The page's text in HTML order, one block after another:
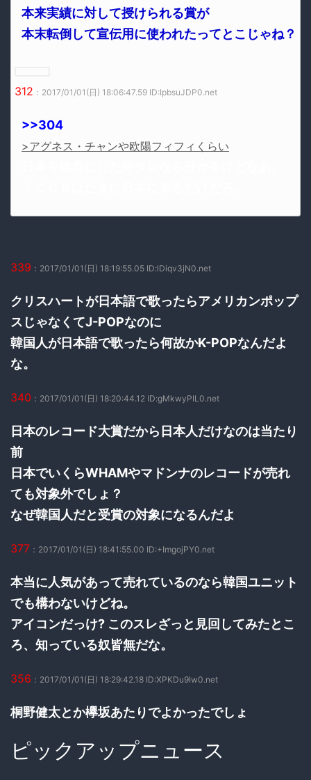
本来実績に対して授けられる賞が
本末転倒して宣伝用に使われたってとこじゃね？
312 ：2017/01/01(日) 18:06:47.59 ID:IpbsuJDP0.net
>>304
>アグネス・チャンや欧陽フィフィくらい
339 ：2017/01/01(日) 18:19:55.05 ID:lDiqv3jN0.net
クリスハートが日本語で歌ったらアメリカンポップ
スじゃなくてJ-POPなのに
韓国人が日本語で歌ったら何故かK-POPなんだよ
な。
340 ：2017/01/01(日) 18:20:44.12 ID:gMkwyPIL0.net
日本のレコード大賞だから日本人だけなのは当たり
前
日本でいくらWHAMやマドンナのレコードが売れ
ても対象外でしょ？
なぜ韓国人だと受賞の対象になるんだよ
377 ：2017/01/01(日) 18:41:55.00 ID:+ImgojPY0.net
本当に人気があって売れているのなら韓国ユニット
でも構わないけどね。
アイコンだっけ? このスレざっと見回してみたとこ
ろ、知っている奴皆無だな。
356 ：2017/01/01(日) 18:29:42.18 ID:XPKDu9Iw0.net
桐野健太とか欅坂あたりでよかったでしょ
ピックアップニュース